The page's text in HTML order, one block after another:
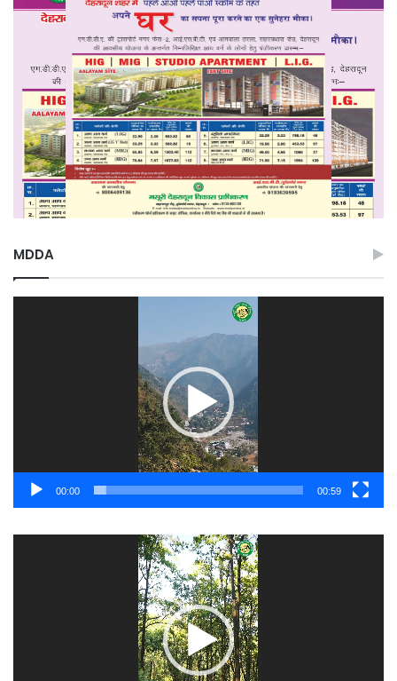
MDDA
00:00 00:59